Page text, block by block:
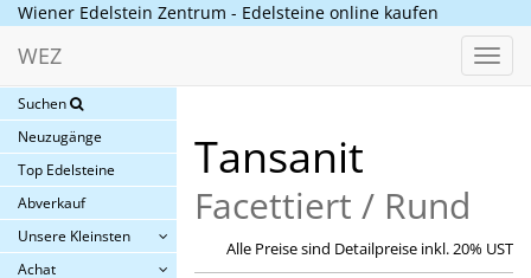
Wiener Edelstein Zentrum - Edelsteine online kaufen
WEZ
Suchen
Neuzugänge
Top Edelsteine
Abverkauf
Unsere Kleinsten
Achat
Tansanit
Facettiert / Rund
Alle Preise sind Detailpreise inkl. 20% UST